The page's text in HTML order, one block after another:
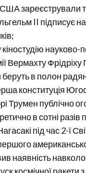
зареєстрували
II підписує
Вермахту
в полон
конституція
Трумен публічно
в сотні разів
під час 2-ї
наявність